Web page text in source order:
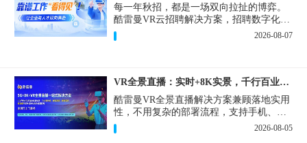
每一年秋招，都是一场双向拉扯的博弈。
酷雷曼VR云招聘解决方案，招聘数字化的
实用工具，告别“信息博弈”，真正实现企
业与人才双向奔赴。
2026-08-07
VR全景直播：实时+8K实景，千行百业的数字化利器
酷雷曼VR全景直播解决方案兼顾落地实用
性，不用复杂的部署流程，支持手机、网
页多端访问，解决各行各业 “看得见、信
得过、降成本、提转化” 的实际难题。
2026-08-05